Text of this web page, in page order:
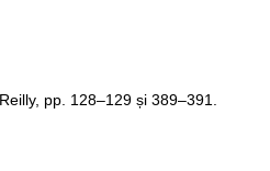
pp. 128–129 și 389–391.